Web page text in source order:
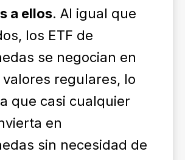
a ellos. Al igual que
los ETF de
se negocian en
regulares, lo
que casi cualquier
en
sin necesidad de